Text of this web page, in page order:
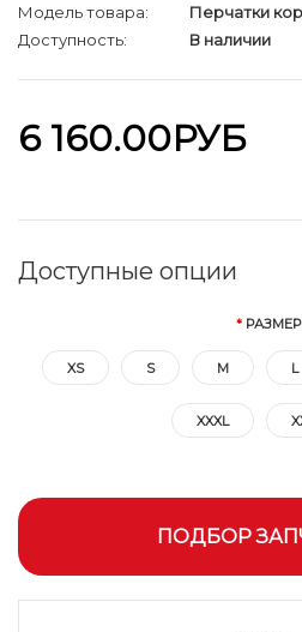
Модель товара:
Перчатки
Доступность:
В наличии
6 160.00РУБ
Доступные опции
РАЗМЕР
XS S M L
XXXL
ПОДБОР